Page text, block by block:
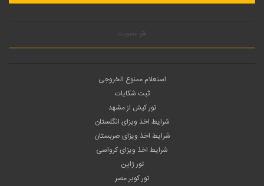
لغو عضویت
استعلام ممنوع الخروجی
ثبت شکایات
تور کیش از مشهد
شرایط اخذ ویزای انگلستان
شرایط اخذ ویزای صربستان
شرایط اخذ ویزای کرواسی
تور ژاپن
تور کویر مصر